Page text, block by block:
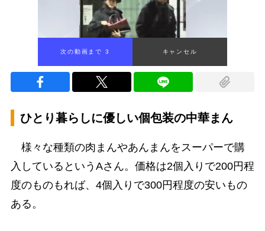
次の動画まで 2 キャンセル
ひとり暮らしに優しい個包装の中華まん
様々な種類の肉まんやあんまんをスーパーで購
入しているというAさん。価格は2個入りで200円程
度のものもれば、4個入りで300円程度の安いもの
ある。